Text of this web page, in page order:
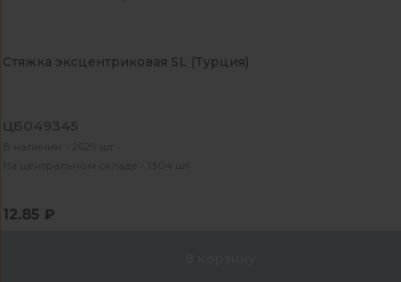
Стяжка эксцентриковая SL (Турция)
ЦБ049345
В наличии - 2629 шт
На центральном складе - 1304 шт
12.85 ₽